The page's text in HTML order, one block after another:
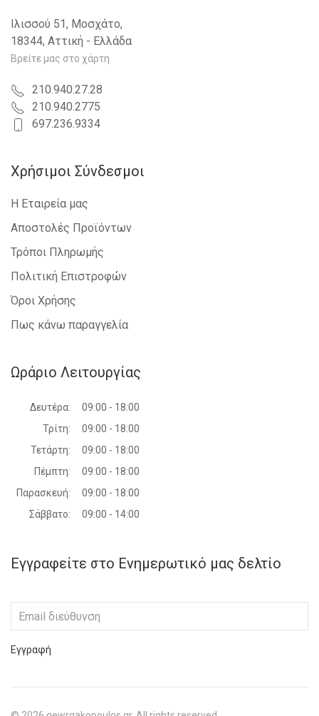
Ιλισσού 51, Μοσχάτο,
18344, Αττική - Ελλάδα
Βρείτε μας στο χάρτη
210.940.27.28
210.940.2775
697.236.9334
Χρήσιμοι Σύνδεσμοι
Η Εταιρεία μας
Αποστολές Προϊόντων
Τρόποι Πληρωμής
Πολιτική Επιστροφών
Όροι Χρήσης
Πως κάνω παραγγελία
Ωράριο Λειτουργίας
Δευτέρα:
09:00 - 18:00
Τρίτη:
09:00 - 18:00
Τετάρτη:
09:00 - 18:00
Πέμπτη:
09:00 - 18:00
Παρασκευή:
09:00 - 18:00
Σάββατο:
09:00 - 14:00
Εγγραφείτε στο Ενημερωτικό μας δελτίο
Εγγραφή